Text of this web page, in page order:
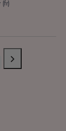
(fr)